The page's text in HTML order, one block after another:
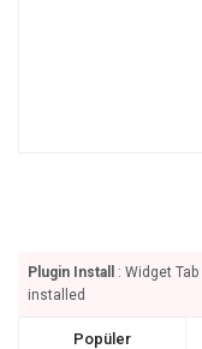
Plugin Install
: Widget
installed
Popüler